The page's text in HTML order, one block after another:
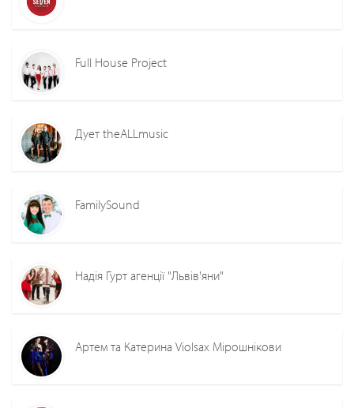
Full House Project
Дует theALLmusic
FamilySound
Надія Гурт агенції "Львів'яни"
Артем та Катерина Violsax Мірошнікови